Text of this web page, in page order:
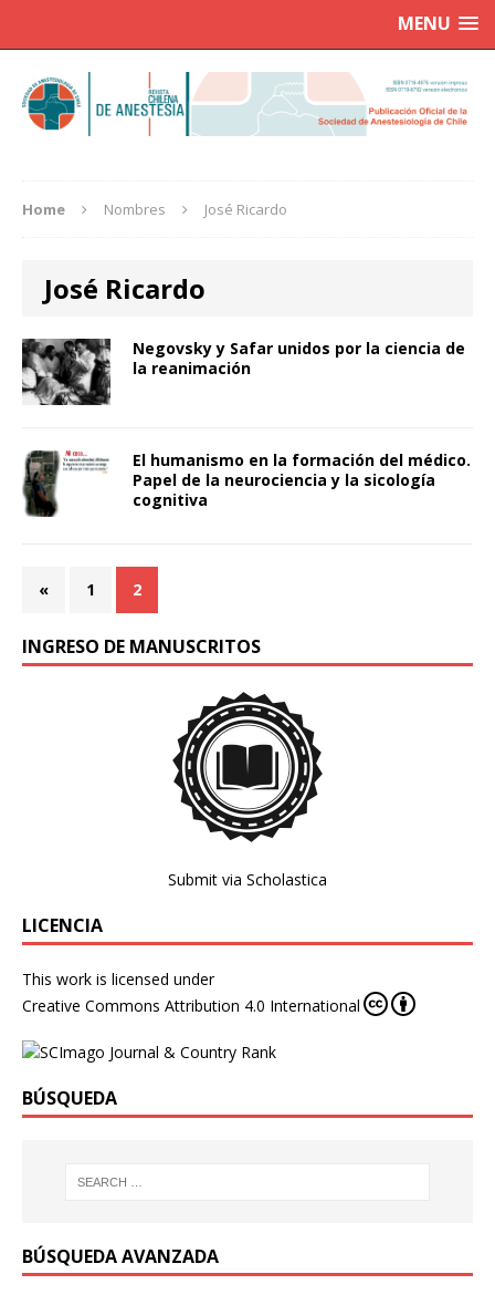
MENU
Home Nombres José Ricardo
José Ricardo
Negovsky y Safar unidos por la ciencia de
la reanimación
El humanismo en la formación del médico.
Papel de la neurociencia y la sicología
cognitiva
« 1 2
INGRESO DE MANUSCRITOS
Submit via Scholastica
LICENCIA
This work is licensed under
Creative Commons Attribution 4.0 International
BÚSQUEDA
BÚSQUEDA AVANZADA